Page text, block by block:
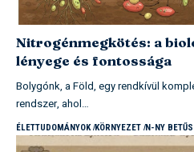
Nitrogénmegkötés: a
lényege és fontossága
Bolygónk, a Föld, egy rendkívül
rendszer, ahol…
ÉLETTUDOMÁNYOK KÖRNYEZET N-NY